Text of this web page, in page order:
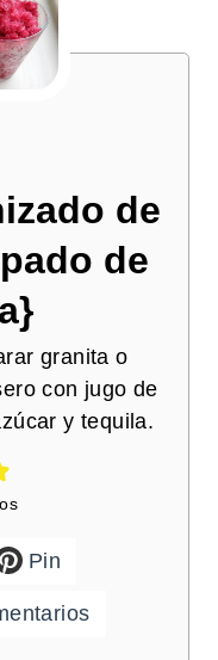
de
de
granita o
con jugo de
y tequila.
Pin